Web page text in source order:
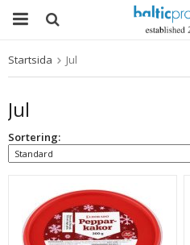
Startsida Jul
Jul
Sortering: